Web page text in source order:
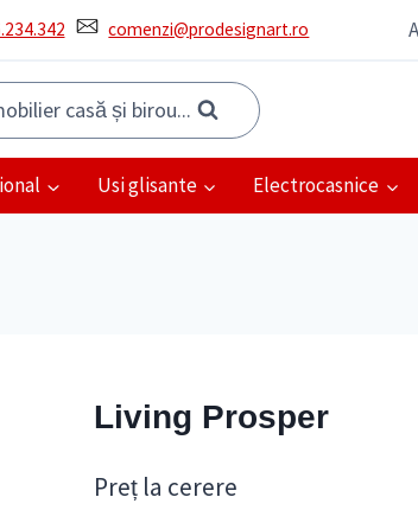
comenzi@prodesignart.ro
casă și birou...
Usi glisante Electrocasnice
Living Prosper
Preț la cerere